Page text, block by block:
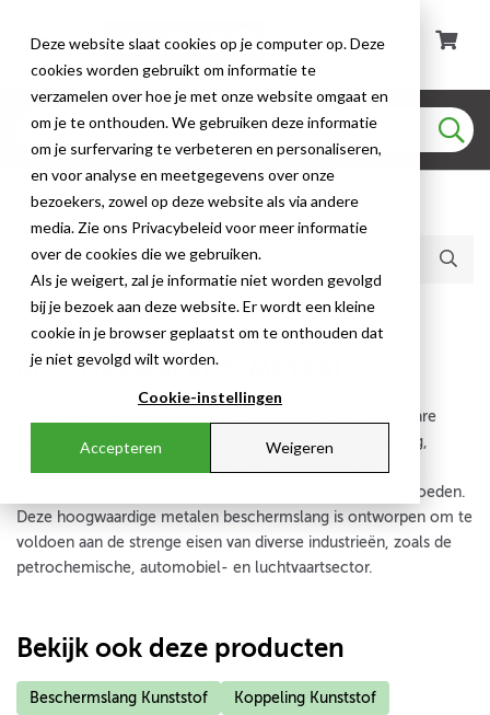
Deze website slaat cookies op je computer op. Deze
cookies worden gebruikt om informatie te
verzamelen over hoe je met onze website omgaat en
om je te onthouden. We gebruiken deze informatie
om je surfervaring te verbeteren en personaliseren,
en voor analyse en meetgegevens over onze
bezoekers, zowel op deze website als via andere
media. Zie ons Privacybeleid voor meer informatie
over de cookies die we gebruiken.
Als je weigert, zal je informatie niet worden gevolgd
bij je bezoek aan deze website. Er wordt een kleine
cookie in je browser geplaatst om te onthouden dat
je niet gevolgd wilt worden.
Cookie-instellingen
Accepteren Weigeren
Huidige producten (114)
Beschermslang
BESCHERMSLANG METAAL
De Metalen Beschermslang is een robuuste en betrouwbare
oplossing voor het beschermen van kwetsbare bekabeling,
omgevingsfactoren, mechanische schade en externe invloeden.
Deze hoogwaardige metalen beschermslang is ontworpen om te
voldoen aan de strenge eisen van diverse industrieën, zoals de
petrochemische, automobiel- en luchtvaartsector.
Bekijk ook deze producten
Beschermslang Kunststof Koppeling Kunststof